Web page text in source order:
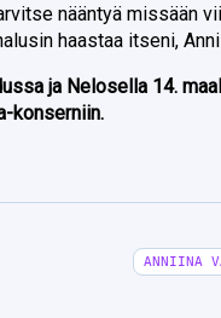
nääntyä missään
haastaa itseni,
ja Nelosella 14.
konserniin.
ANNIINA